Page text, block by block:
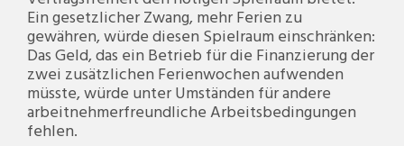
Ein gesetzlicher Zwang, mehr Ferien zu
gewähren, würde diesen Spielraum einschränken:
Das Geld, das ein Betrieb für die Finanzierung der
zwei zusätzlichen Ferienwochen aufwenden
müsste, würde unter Umständen für andere
arbeitnehmerfreundliche Arbeitsbedingungen
fehlen.